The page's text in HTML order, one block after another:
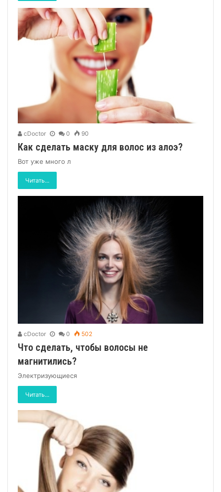
cDoctor 0 90
Как сделать маску для волос из алоэ?
Вот уже много л
Читать...
cDoctor 0 502
Что сделать, чтобы волосы не
магнитились?
Электризующиеся
Читать...